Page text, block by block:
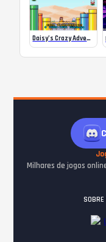
Daisy’s Crazy Adventure – Hack of Super Mario World [SNES]
Milhares de jogos
SOBRE